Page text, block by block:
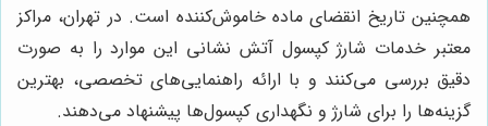
همچنین تاریخ انقضای ماده خاموش‌کننده است. در تهران، مراکز
معتبر خدمات شارژ کپسول آتش نشانی این موارد را به صورت
دقیق بررسی می‌کنند و با ارائه راهنمایی‌های تخصصی، بهترین
گزینه‌ها را برای شارژ و نگهداری کپسول‌ها پیشنهاد می‌دهند.